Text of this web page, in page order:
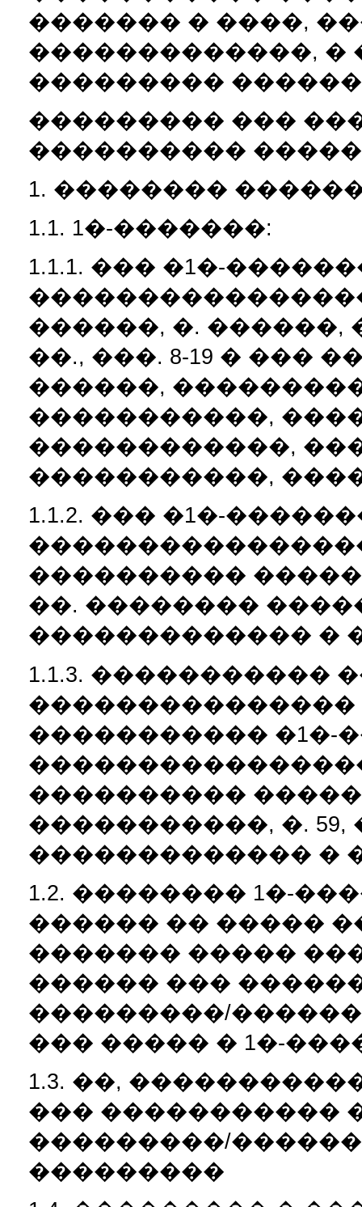
������� � ����,
�������������, �
���������
��������� ���
���������� ������
1. ��������
1.1. 1�-�������:
1.1.1. ��� �1�-
������, �. ������,
��., ���. 8-19 � ���
������,
�����������,
������������,
�����������,
1.1.2. ��� �1�-
����������
��. �������� ������,
������������� �
1.1.3. �����������
����������� �1�-
����������
�����������, �. 59,
������������� �
1.2. �������� 1�-
������ �� �����
������� �����
������ ���
���������/
��� ����� � 1�-
1.3. ��,
��� �����������
���������/
���������